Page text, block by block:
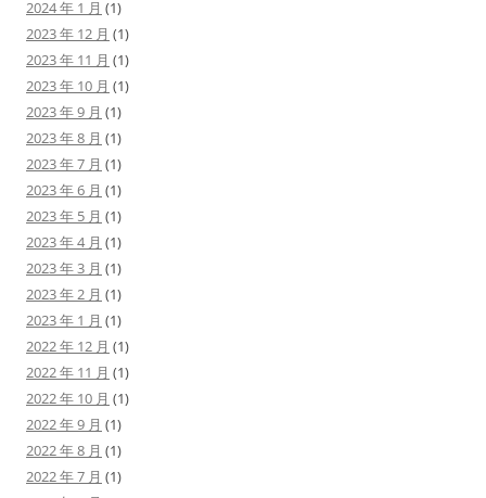
2024 年 1 月 (1)
2023 年 12 月 (1)
2023 年 11 月 (1)
2023 年 10 月 (1)
2023 年 9 月 (1)
2023 年 8 月 (1)
2023 年 7 月 (1)
2023 年 6 月 (1)
2023 年 5 月 (1)
2023 年 4 月 (1)
2023 年 3 月 (1)
2023 年 2 月 (1)
2023 年 1 月 (1)
2022 年 12 月 (1)
2022 年 11 月 (1)
2022 年 10 月 (1)
2022 年 9 月 (1)
2022 年 8 月 (1)
2022 年 7 月 (1)